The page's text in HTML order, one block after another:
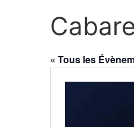
« Tous les